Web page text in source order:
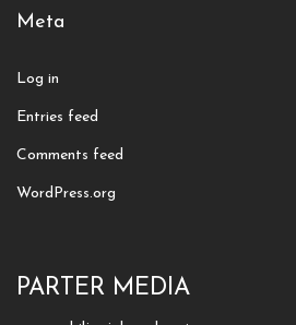
Meta
Log in
Entries feed
Comments feed
WordPress.org
PARTER MEDIA